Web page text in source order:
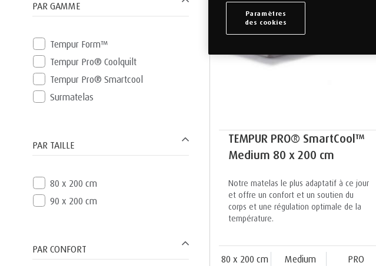
PAR GAMME
Tempur Form™
Tempur Pro® Coolquilt
Tempur Pro® Smartcool
Surmatelas
PAR TAILLE
80 x 200 cm
90 x 200 cm
PAR CONFORT
TEMPUR PRO® SmartCool™
Medium 80 x 200 cm
Notre matelas le plus adaptatif à ce jour
et offre un confort et un soutien du
corps et une régulation optimale de la
température.
80 x 200 cm Medium PRO
Paramètres
des cookies